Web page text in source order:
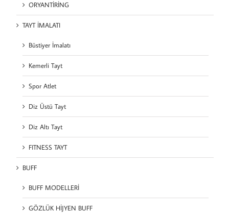
ORYANTİRİNG
TAYT İMALATI
Büstiyer İmalatı
Kemerli Tayt
Spor Atlet
Diz Üstü Tayt
Diz Altı Tayt
FITNESS TAYT
BUFF
BUFF MODELLERİ
GÖZLÜK HİJYEN BUFF